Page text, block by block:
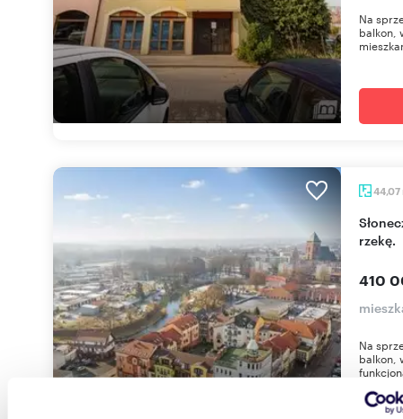
Na
balkon,
44,07
Słoneczne 2-pokoje z balkonem i widokiem na
rzekę.
410
Na
balkon,